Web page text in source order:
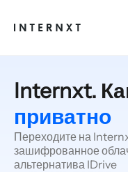
Internxt.
приватно
Переходите на
зашифрованное
альтернатива IDrive